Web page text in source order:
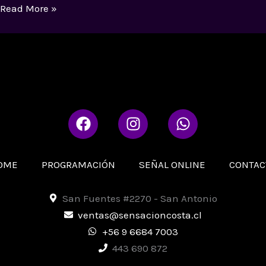
Read More »
F
a
e
o
k
I
n
r
a
m
W
h
t
p
p
PROGRAMACIÓN SEÑAL ONLINE
San Fuentes #2270 - San Antonio
ventas@sensacioncosta.cl
+56 9 6684 7003
443 690 872